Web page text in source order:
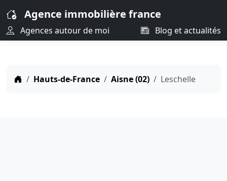
Agence immobilière france
Agences autour de moi Blog et actualités
Hauts-de-France Aisne (02) Leschelle